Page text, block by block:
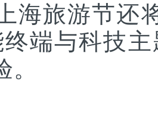
旅游节还将
端与科技